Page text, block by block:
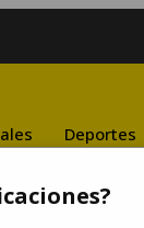
Deportes